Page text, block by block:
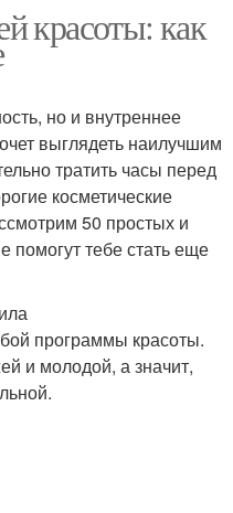
красоты: как
но и внутреннее
выглядеть наилучшим
тратить часы перед
косметические
50 простых и
помогут тебе стать еще
программы красоты.
и молодой, а значит,